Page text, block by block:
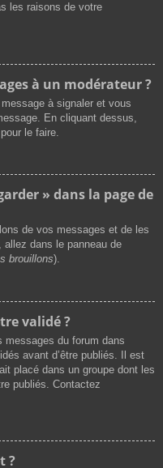
les raisons de votre
à un modérateur ?
à signaler et vous
En cliquant dessus,
le faire.
» dans la page de
de vos messages et de les
allez dans le panneau de
brouillons).
validé ?
messages du forum dans
avant d’être publiés. Il est
placé dans un groupe dont les
publiés. Contactez
?